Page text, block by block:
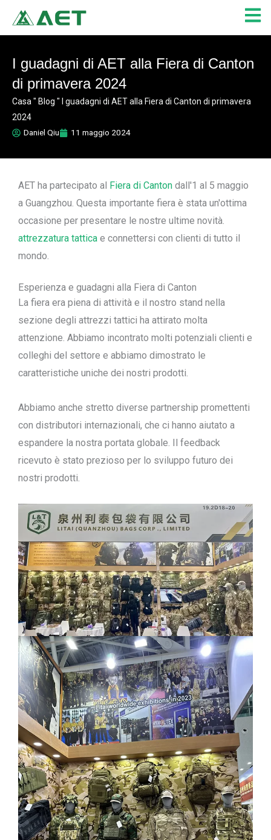
contenuto
I guadagni di AET alla Fiera di Canton
di primavera 2024
Casa " Blog "
I guadagni di AET alla Fiera di Canton di primavera
2024
Daniel Qiu
11 maggio 2024
AET ha partecipato al Fiera di Canton dall'1 al 5 maggio
a Guangzhou. Questa importante fiera è stata un'ottima
occasione per presentare le nostre ultime novità.
attrezzatura tattica e connettersi con clienti di tutto il
mondo.
Esperienza e guadagni alla Fiera di Canton
La fiera era piena di attività e il nostro stand nella
sezione degli attrezzi tattici ha attirato molta
attenzione. Abbiamo incontrato molti potenziali clienti e
colleghi del settore e abbiamo dimostrato le
caratteristiche uniche dei nostri prodotti.
Abbiamo anche stretto diverse partnership promettenti
con distributori internazionali, che ci hanno aiutato a
espandere la nostra portata globale. Il feedback
ricevuto è stato prezioso per lo sviluppo futuro dei
nostri prodotti.